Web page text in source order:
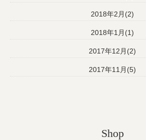
2018年2月(2)
2018年1月(1)
2017年12月(2)
2017年11月(5)
Shop